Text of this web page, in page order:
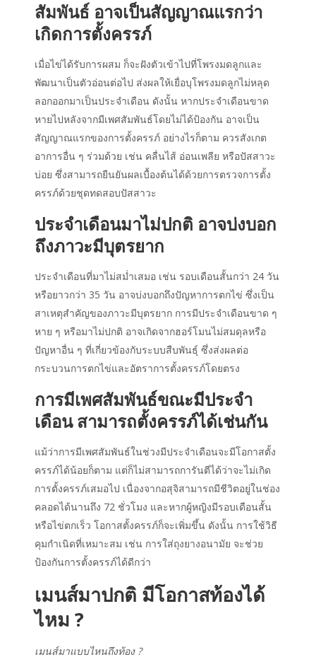
สัมพันธ์ อาจเป็นสัญญาณแรกว่า
เกิดการตั้งครรภ์
เมื่อไข่ได้รับการผสม ก็จะฝังตัวเข้าไปที่โพรงมดลูกและ
พัฒนาเป็นตัวอ่อนต่อไป ส่งผลให้เยื่อบุโพรงมดลูกไม่หลุด
ลอกออกมาเป็นประจำเดือน ดังนั้น หากประจำเดือนขาด
หายไปหลังจากมีเพศสัมพันธ์โดยไม่ได้ป้องกัน อาจเป็น
สัญญาณแรกของการตั้งครรภ์ อย่างไรก็ตาม ควรสังเกต
อาการอื่น ๆ ร่วมด้วย เช่น คลื่นไส้ อ่อนเพลีย หรือปัสสาวะ
บ่อย ซึ่งสามารถยืนยันผลเบื้องต้นได้ด้วยการตรวจการตั้ง
ครรภ์ด้วยชุดทดสอบปัสสาวะ
ประจำเดือนมาไม่ปกติ อาจบ่งบอก
ถึงภาวะมีบุตรยาก
ประจำเดือนที่มาไม่สม่ำเสมอ เช่น รอบเดือนสั้นกว่า 24 วัน
หรือยาวกว่า 35 วัน อาจบ่งบอกถึงปัญหาการตกไข่ ซึ่งเป็น
สาเหตุสำคัญของภาวะมีบุตรยาก การมีประจำเดือนขาด ๆ
หาย ๆ หรือมาไม่ปกติ อาจเกิดจากฮอร์โมนไม่สมดุลหรือ
ปัญหาอื่น ๆ ที่เกี่ยวข้องกับระบบสืบพันธุ์ ซึ่งส่งผลต่อ
กระบวนการตกไข่และอัตราการตั้งครรภ์โดยตรง
การมีเพศสัมพันธ์ขณะมีประจำ
เดือน สามารถตั้งครรภ์ได้เช่นกัน
แม้ว่าการมีเพศสัมพันธ์ในช่วงมีประจำเดือนจะมีโอกาสตั้ง
ครรภ์ได้น้อยก็ตาม แต่ก็ไม่สามารถการันตีได้ว่าจะไม่เกิด
การตั้งครรภ์เสมอไป เนื่องจากอสุจิสามารถมีชีวิตอยู่ในช่อง
คลอดได้นานถึง 72 ชั่วโมง และหากผู้หญิงมีรอบเดือนสั้น
หรือไข่ตกเร็ว โอกาสตั้งครรภ์ก็จะเพิ่มขึ้น ดังนั้น การใช้วิธี
คุมกำเนิดที่เหมาะสม เช่น การใส่ถุงยางอนามัย จะช่วย
ป้องกันการตั้งครรภ์ได้ดีกว่า
เมนส์มาปกติ มีโอกาสท้องได้
ไหม ?
เมนส์มาแบบไหนถึงท้อง?